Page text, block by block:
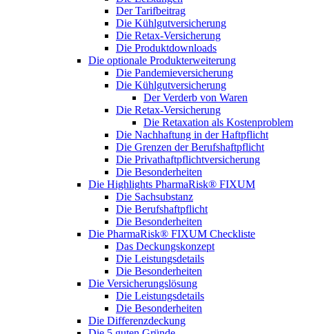
Der Tarifbeitrag
Die Kühlgutversicherung
Die Retax-Versicherung
Die Produktdownloads
Die optionale Produkterweiterung
Die Pandemieversicherung
Die Kühlgutversicherung
Der Verderb von Waren
Die Retax-Versicherung
Die Retaxation als Kostenproblem
Die Nachhaftung in der Haftpflicht
Die Grenzen der Berufshaftpflicht
Die Privathaftpflichtversicherung
Die Besonderheiten
Die Highlights PharmaRisk® FIXUM
Die Sachsubstanz
Die Berufshaftpflicht
Die Besonderheiten
Die PharmaRisk® FIXUM Checkliste
Das Deckungskonzept
Die Leistungsdetails
Die Besonderheiten
Die Versicherungslösung
Die Leistungsdetails
Die Besonderheiten
Die Differenzdeckung